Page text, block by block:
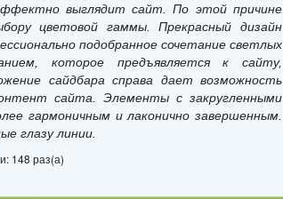
выглядит сайт. По этой причине
цветовой гаммы. Прекрасный дизайн
подобранное сочетание светлых
которое предъявляется к сайту,
сайдбара справа дает возможность
сайта. Элементы с закругленными
гармоничным и лаконично завершенным.
глазу линии.
148 раз(а)